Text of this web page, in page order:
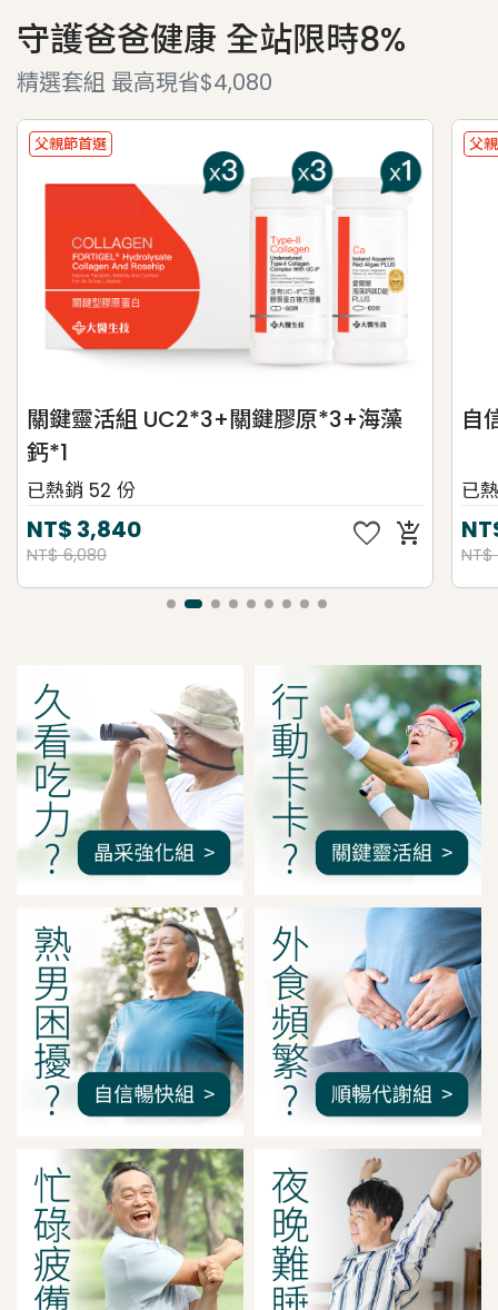
守護爸爸健康 全站限時8%
精選套組 最高現省$4,080
父親節首選
關鍵靈活組 UC2*3+關鍵膠原*3+海藻
鈣*1
已熱銷 52 份
NT$ 3,840
NT$ 6,080
favorite add_shopping_cart
父
自
已
我是間距調整